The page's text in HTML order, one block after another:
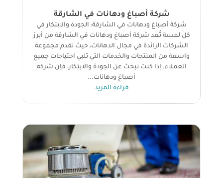
شركة أصباغ ودهانات في الشارقة
شركة أصباغ ودهانات في الشارقة: الجودة والابتكار في
كل لمسة تُعد شركة أصباغ ودهانات في الشارقة من أبرز
الشركات الرائدة في مجال الدهانات، حيث تقدم مجموعة
واسعة من المنتجات والخدمات التي تلبي احتياجات جميع
العملاء. إذا كنت تبحث عن الجودة والابتكار، فإن شركة
أصباغ ودهانات...
قراءة المزيد